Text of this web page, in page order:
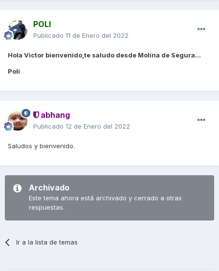
POLI
Publicado 11 de Enero del 2022
Hola Victor bienvenido,te saludo desde Molina de Segura...
Poli
abhang
Publicado 12 de Enero del 2022
Saludos y bienvenido.
Archivado
Este tema ahora está archivado y cerrado a otras
respuestas.
Ir a la lista de temas